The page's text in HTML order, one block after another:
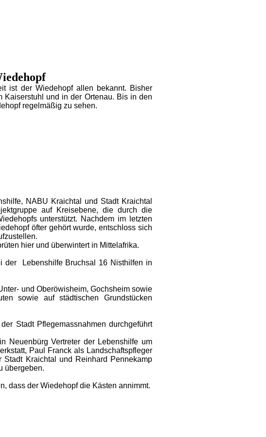
ist der Wiedehopf allen bekannt. Bisher
Kaiserstuhl und in der Ortenau. Bis in den
regelmäßig zu sehen.
NABU Kraichtal und Stadt Kraichtal
auf Kreisebene, die durch die
unterstützt. Nachdem im letzten
öfter gehört wurde, entschloss sich
hier und überwintert in Mittelafrika.
der Lebenshilfe Bruchsal 16 Nisthilfen in
und Oberöwisheim, Gochsheim sowie
sowie auf städtischen Grundstücken
Stadt Pflegemassnahmen durchgeführt
Neuenbürg Vertreter der Lebenshilfe um
Paul Franck als Landschaftspfleger
Kraichtal und Reinhard Pennekamp
übergeben.
dass der Wiedehopf die Kästen annimmt.